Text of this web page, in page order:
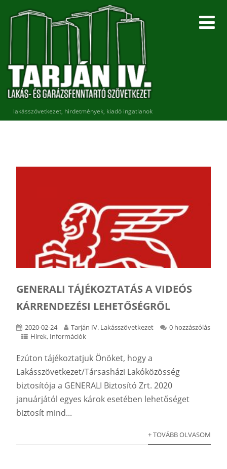
lakásszövetkezet, hirdetmények, kiadó ingatlanok
GENERALI TÁJÉKOZTATÁS A VIDEÓS
KÁRRENDEZÉSI LEHETŐSÉGRŐL
2020-02-24 Tarján IV. Lakásszövetkezet
0 hozzászólás
Hírek, Információk
Ezúton tájékoztatjuk Önöket, hogy a
Lakásszövetkezet/Társasházi Lakóközösség
biztosítója a GENERALI Biztosító Zrt. 2020
januárjától egyes károk esetében lehetőséget
biztosít mind...
+ TOVÁBB OLVASOM